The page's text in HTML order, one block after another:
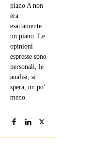
piano A non
era
esattamente
un piano. Le
opinioni
espresse sono
personali, le
analisi, si
spera, un po’
meno.